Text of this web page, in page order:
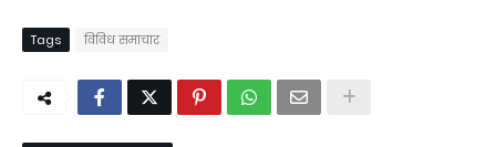
Tags विविध समाचार